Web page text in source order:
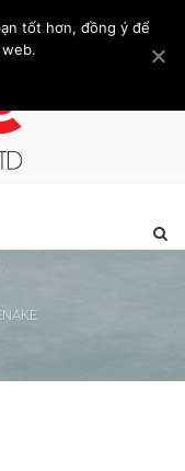
Thành viên
tốt hơn, đồng ý để